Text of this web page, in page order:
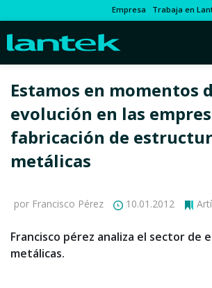
Empresa Trabaja en
Estamos en momentos
evolución en las
fabricación de
metálicas
por Francisco Pérez 10.01.2012
Francisco pérez analiza el sector de
metálicas.